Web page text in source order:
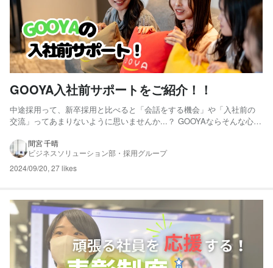
GOOYA入社前サポートをご紹介！！
中途採用って、新卒採用と比べると「会話をする機会」や「入社前の
交流」ってあまりないように思いませんか...？ GOOYAならそんな心配
します♪ GOOYA公式LINEの活用 「入社前にもいろいろ聞きたいけ
ど、電話やメールは少し気負っちゃうな…」と...
間宮 千晴
ビジネスソリューション部・採用グループ
2024/09/20, 27 likes